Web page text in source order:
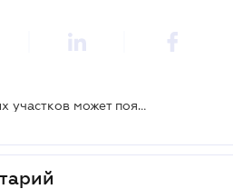
У арендаторов земельных участков может появиться еще одна обязанность